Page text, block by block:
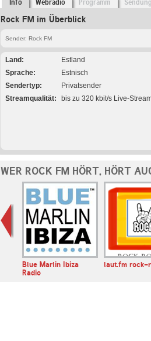
Info Webradio Programm
Rock FM im Überblick
Sender: Rock FM
Land
Estland
Sprache
Estnisch
Sendertyp
Privatsender
Streamqualität
bis zu 320 kbit/s Live-
WER ROCK FM HÖRT, HÖRT
Blue Marlin Ibiza
Radio
laut.fm rock-